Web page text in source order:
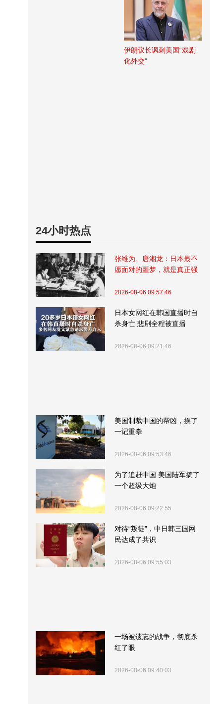
伊朗议长讽刺美国“戏剧
化外交”
24小时热点
张维为、唐湘龙：日本最不
愿面对的噩梦，就是真正强
2026-08-06 09:57:46
日本女网红在韩国直播时自
杀身亡 悲剧全程被直播
2026-08-06 09:21:46
美国制裁中国的帮凶，挨了
一记重拳
2026-08-06 09:53:46
为了追赶中国 美国陆军搞了
一个超级大炮
2026-08-06 09:22:55
对待“叛徒”，中日韩三国网
民达成了共识
2026-08-06 09:55:03
一场被遗忘的战争，彻底杀
红了眼
2026-08-06 09:40:03